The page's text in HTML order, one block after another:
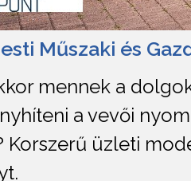
Műszaki és
mennek a
a vevői
Korszerű üzleti